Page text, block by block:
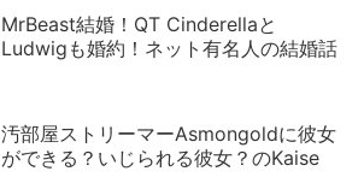
MrBeast結婚！QT Cinderellaと
Ludwigも婚約！ネット有名人の結婚話
汚部屋ストリーマーAsmongoldに彼女
ができる？いじられる彼女？のKaise